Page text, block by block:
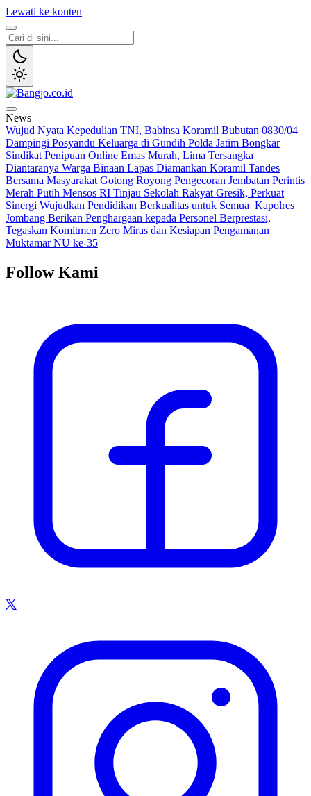
Lewati ke konten
Bangjo.co.id
Berani, Tegas, Terpercaya
News
Wujud Nyata Kepedulian TNI, Babinsa Koramil Bubutan 0830/04
Dampingi Posyandu Keluarga di Gundih Polda Jatim Bongkar
Sindikat Penipuan Online Emas Murah, Lima Tersangka
Diantaranya Warga Binaan Lapas Diamankan Koramil Tandes
Bersama Masyarakat Gotong Royong Pengecoran Jembatan Perintis
Merah Putih Mensos RI Tinjau Sekolah Rakyat Gresik, Perkuat
Sinergi Wujudkan Pendidikan Berkualitas untuk Semua Kapolres
Jombang Berikan Penghargaan kepada Personel Berprestasi,
Tegaskan Komitmen Zero Miras dan Kesiapan Pengamanan
Muktamar NU ke-35
Follow Kami